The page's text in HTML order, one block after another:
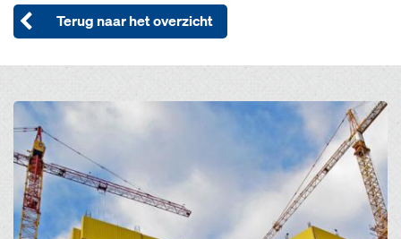
Terug naar het overzicht
Open